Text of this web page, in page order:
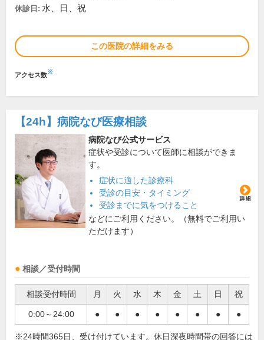
休診日: 水、日、祝
この医院の詳細をみる
アクセス数※
【24h】 病院なび医療相談
病院なび公式サービス
症状や受診について医師に相談ができま
す。
症状に適した診療科
受診の目安・タイミング
受診までに気をつけること
などにご利用ください。（無料でご利用い
ただけます）
相談／受付時間
相談受付時間 月 火 水 木 金 土 日 祝
0:00～24:00 ● ● ● ● ● ● ● ●
※24時間365日、受け付けています。休日深夜時間帯の回答には